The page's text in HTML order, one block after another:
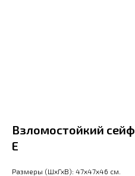
Взломостойкий
E
Размеры (ШхГхВ): 47x47x46 см.